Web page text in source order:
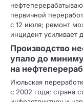
первичной
с 12 июля; ремонт
инцидент усиливает
Производство
упало до
на
Июльская
с 2002 года; страна